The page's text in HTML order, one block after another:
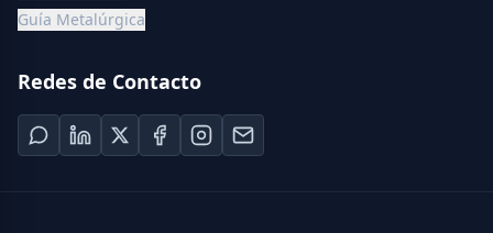
Guía Metalúrgica
Redes de Contacto